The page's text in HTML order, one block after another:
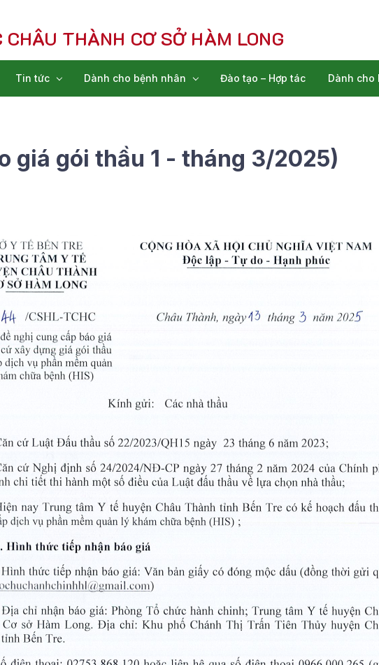
THÀNH CƠ SỞ HÀM LONG
Tin tức Dành cho bệnh nhân Đào tạo – Hợp tác Dành cho
giá gói thầu 1 - tháng 3/2025)